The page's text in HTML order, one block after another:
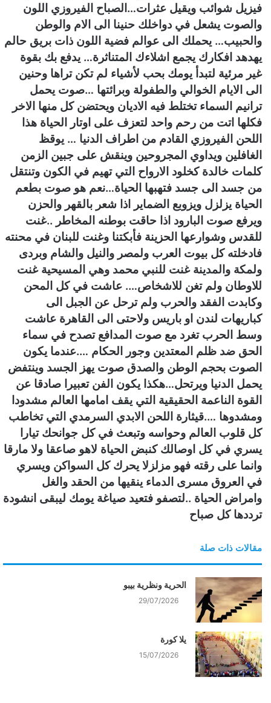
فيزيل شوائب ويقيل عثرات…الصباح الفيروزي اللون
والصوت يشعل في دواخلك حنينا الى الام والوطن
والحبيب… يحملك الى عوالم فضية اللون ذات بريق حالم
يهدهد افكارك يجمع اشلاءك المتناثرة… يدفع بك بقوة
غير مرئية لتبدأ يومك بحب لأشياء لم تكن تراها وحنين
الى الايام الخوالي والطفولة وبرائتها …صوت يحمل
ترانيم السماء تختلط فيه الاديان ويحتضن كل منها الاخر
فكلها اتت من رحم واحد لتعزف على اوتار الحياة هذا
اللحن الفيروزي القادم من اطراف الدنيا … يوقظ
الغافلين ويداوي المجروحين وينقش على جبين الزمن
كلمات خالدة كخلود الارواح التي تهيم في الكون وتنتقل
من جسد الى جسد فتهبها الحياة…نعم هو صوت بطعم
الحياة يزلزل ويزوبع الضماير اذا شعر بالقهر والحزن
ويرفع صوت البارود اذا حاقت بوطنه المخاطر ..غنت
للقدس وشوارعها الحزينة فأبكتنا وغنت للبنان في محنته
فادخلته كل بيوت العرب ولمصر والنيل والشام وبردى
ولمكة والمدينة غنت للنبي محمد وهي المسيحية غنت
للاوطان ولم تغن للاشخاص…. عاشت في كل المحن
وكابدت الفقد والحرب ولم ترحل عن الجبل الى
كباريهات لندن او باريس ولاحتى الى القاهرة عاشت
وسط الحرب تغرد مع صوت المدافع تصدح في سماء
الحق ضد ظلم المعتدين وجور الحكام ….عندما يكون
الصوت بحجم الوطن والصدق صوت يهز الجسد وينتفض
يحمل الدنيا ويرتحل…هكذا يكون الفن تعبيرا صادقا عن
القوة الناعمة الحقيقية التي يقف امامها العالم مشدودا
ومشدوها ….قيثارة اللحن الابدي السرمدي التي تخاطب
كل قلوب العالم وحواسه وتبعث في كل جوانحك تيارا
يسري في كل اوصالك كنبض الحياة لاهو صاعقا ولا مارقا
وانما على رقته فهو مزلزلا يحرك كل السواكن ويسري
في العروق مسرى الدماء ينقيها من الحقد والغل
وامراض الحياة ..لتصفو فتعيد صياغة يومك ليبقى انشودة
ترددها كل صباح
مقالات ذات صلة
الحرية ونظرية بيبو
29/07/2026
يلا كورة
15/07/2026